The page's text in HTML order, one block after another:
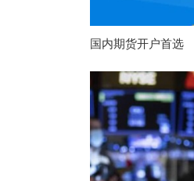
国内期货开户首选